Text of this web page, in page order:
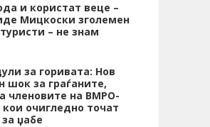
и користат веце –
Мицкоски зголемен
туристи – не знам
за горивата: Нов
шок за граѓаните,
членовите на ВМРО-
очигледно точат
џабе